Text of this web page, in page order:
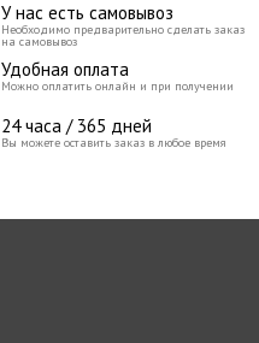
У нас есть самовывоз
Необходимо предварительно сделать заказ
на самовывоз
Удобная оплата
Можно оплатить онлайн и при получении
24 часа / 365 дней
Вы можете оставить заказ в любое время